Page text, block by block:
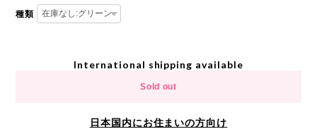
種類
International shipping available
Sold out
日本国内にお住まいの方向け